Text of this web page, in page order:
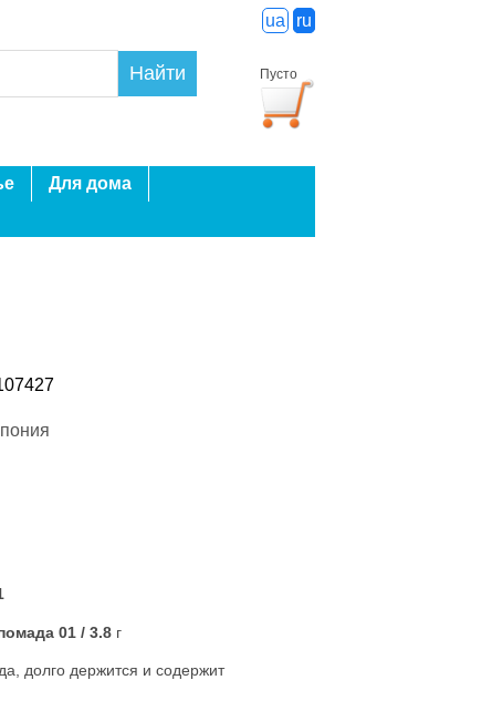
ua ru
Пусто
Найти
Для дома
01 / 3.8 г
долго держится и содержит